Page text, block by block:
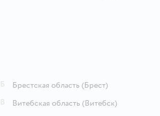
Брестская область (Брест)
Витебская область (Витебск)